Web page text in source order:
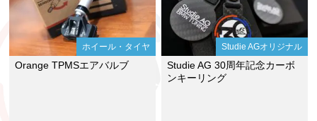
ホイール・タイヤ
Orange TPMSエアバルブ
Studie AGオリジナル
Studie AG 30周年記念カーボ
ンキーリング